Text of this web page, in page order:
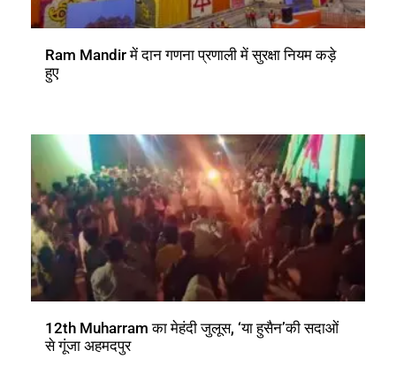
Ram Mandir में दान गणना प्रणाली में सुरक्षा नियम कड़े
हुए
12th Muharram का मेहंदी जुलूस, ‘या हुसैन’की सदाओं
से गूंजा अहमदपुर